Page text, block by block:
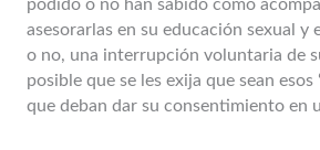
podido o no han sabido como
asesorarlas en su educación sexual y
o no, una interrupción voluntaria de
posible que se les exija que sean esos
que deban dar su consentimiento en